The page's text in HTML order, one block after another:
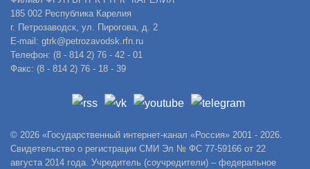
185 002 Республика Карелия
г. Петрозаводск, ул. Пирогова, д. 2
E-mail: gtrk@petrozavodsk.rfn.ru
Телефон: (8 - 814 2) 76 - 42 - 01
Факс: (8 - 814 2) 76 - 18 - 39
© 2026 «Государственный интернет-канал «Россия» 2001 - 2026.
Свидетельство о регистрации СМИ Эл № ФС 77-59166 от 22
августа 2014 года. Учредитель (соучредители) – федеральное